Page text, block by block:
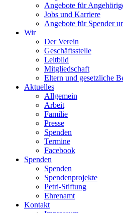
Angebote für
Jobs und Karriere
Angebote für Spender
Wir
Der Verein
Geschäftsstelle
Leitbild
Mitgliedschaft
Eltern und gesetzliche
Aktuelles
Allgemein
Arbeit
Familie
Presse
Spenden
Termine
Facebook
Spenden
Spenden
Spendenprojekte
Petri-Stiftung
Ehrenamt
Kontakt